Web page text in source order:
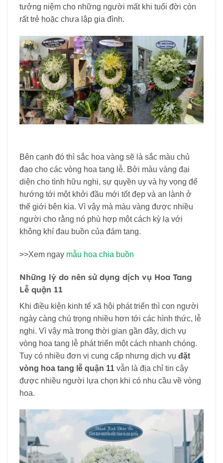
tưởng niệm cho những người mất khi tuổi đời còn
rất trẻ hoặc chưa lập gia đình.
Bên cạnh đó thì sắc hoa vàng sẽ là sắc màu chủ
đạo cho các vòng hoa tang lễ. Bởi màu vàng đại
diện cho tình hữu nghị, sự quyền uy và hy vọng để
hướng tới một khởi đầu mới tốt đẹp và an lành ở
thế giới bên kia. Vì vậy mà màu vàng được nhiều
người cho rằng nó phù hợp một cách kỳ lạ với
không khí đau buồn của đám tang.
>>Xem ngay mẫu hoa chia buồn
Những lý do nên sử dụng dịch vụ Hoa Tang
Lễ quận 11
Khi điều kiện kinh tế xã hội phát triển thì con người
ngày càng chú trọng nhiều hơn tới các hình thức, lễ
nghi. Vì vậy mà trong thời gian gần đây, dịch vụ
vòng hoa tang lễ phát triển một cách nhanh chóng.
Tuy có nhiều đơn vị cung cấp nhưng dịch vụ đặt
vòng hoa tang lễ quận 11 vẫn là địa chỉ tin cậy
được nhiều người lựa chọn khi có nhu cầu về vòng
hoa.